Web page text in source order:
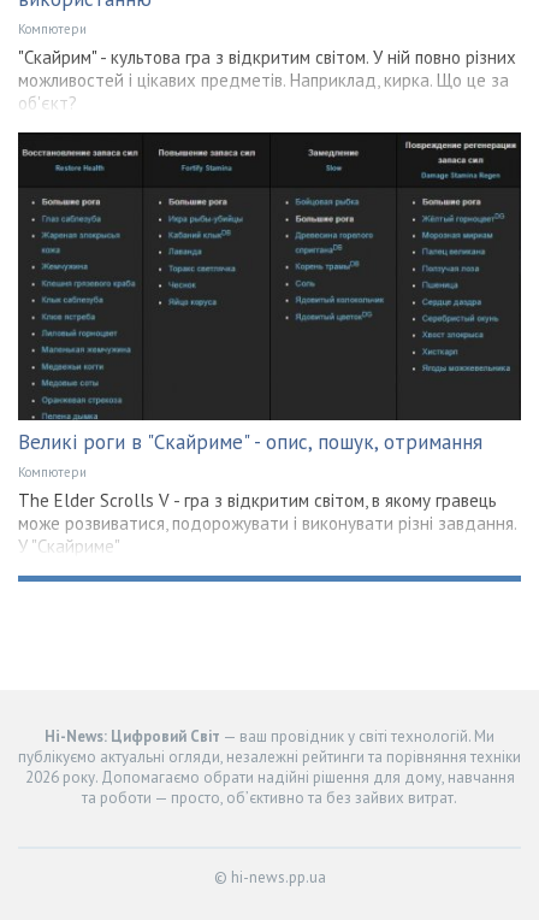
Компютери
"Скайрим" - культова гра з відкритим світом. У ній повно різних
можливостей і цікавих предметів. Наприклад, кирка. Що це за
об'єкт?
Великі роги в "Скайриме" - опис, пошук, отримання
Компютери
The Elder Scrolls V - гра з відкритим світом, в якому гравець
може розвиватися, подорожувати і виконувати різні завдання.
У "Скайриме"
Hi-News: Цифровий Світ — ваш провідник у світі технологій. Ми
публікуємо актуальні огляди, незалежні рейтинги та порівняння техніки
2026 року. Допомагаємо обрати надійні рішення для дому, навчання
та роботи — просто, об’єктивно та без зайвих витрат.
© hi-news.pp.ua